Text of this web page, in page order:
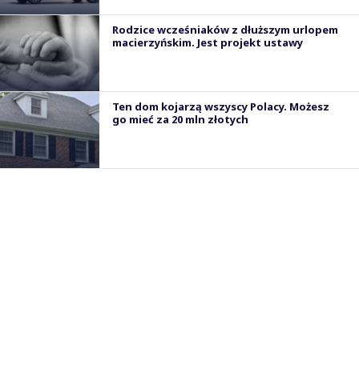
Rodzice wcześniaków z dłuższym urlopem
macierzyńskim. Jest projekt ustawy
Ten dom kojarzą wszyscy Polacy. Możesz
go mieć za 20 mln złotych